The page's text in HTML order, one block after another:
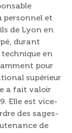
personnel et
de Lyon en
durant
en
pour
supérieur
a fait valoir
Elle est vice-
des sages-
de